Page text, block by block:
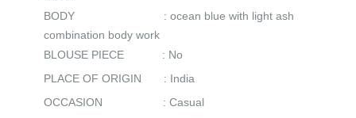
BODY : ocean blue with light ash
combination body work
BLOUSE PIECE : No
PLACE OF ORIGIN : India
OCCASION : Casual